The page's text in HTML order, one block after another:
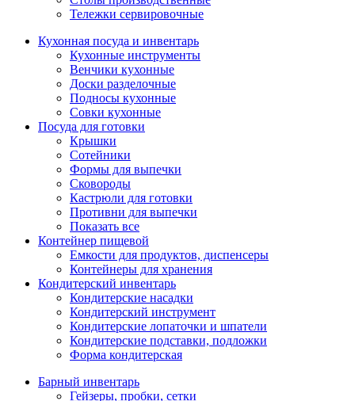
Тележки сервировочные
Кухонная посуда и инвентарь
Кухонные инструменты
Венчики кухонные
Доски разделочные
Подносы кухонные
Совки кухонные
Посуда для готовки
Крышки
Сотейники
Формы для выпечки
Сковороды
Кастрюли для готовки
Противни для выпечки
Показать все
Контейнер пищевой
Емкости для продуктов, диспенсеры
Контейнеры для хранения
Кондитерский инвентарь
Кондитерские насадки
Кондитерский инструмент
Кондитерские лопаточки и шпатели
Кондитерские подставки, подложки
Форма кондитерская
Барный инвентарь
Гейзеры, пробки, сетки